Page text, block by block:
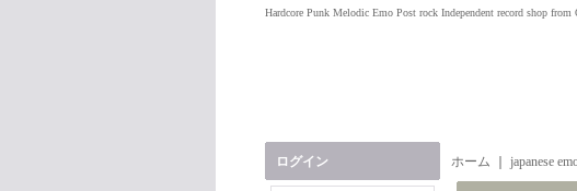
Hardcore Punk Melodic Emo Post rock Independent record shop from
ログイン ホーム japanese